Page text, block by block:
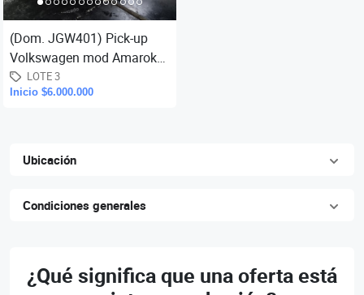
(Dom. JGW401) Pick-up
Volkswagen mod Amarok
2.0 tdi 4x4 sto, año 2010,
(aprox. 287.623 km.), con
LOTE 3
Inicio $6.000.000
Ubicación
Condiciones generales
¿Qué significa que una oferta está